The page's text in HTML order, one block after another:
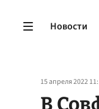
Новости
15 апреля 2022
В